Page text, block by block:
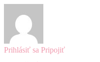
Prihlásiť sa Pripojiť